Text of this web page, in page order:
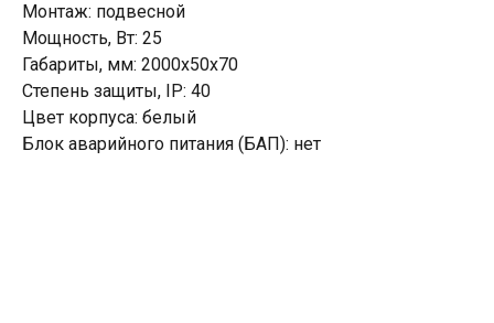
Монтаж: подвесной
Мощность, Вт: 25
Габариты, мм: 2000х50х70
Степень защиты, IP: 40
Цвет корпуса: белый
Блок аварийного питания (БАП): нет